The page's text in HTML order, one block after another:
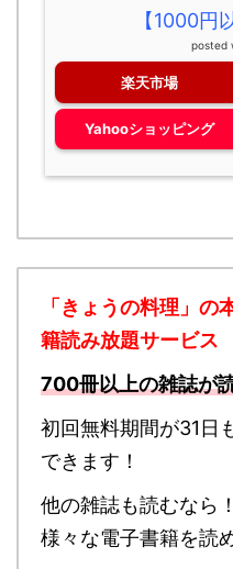
【1000円
posted
楽天市場
Yahooショッピング
「きょうの料理」の
籍読み放題サービス
700冊以上の雑誌が
初回無料期間が31日
できます！
他の雑誌も読むなら
様々な電子書籍を読